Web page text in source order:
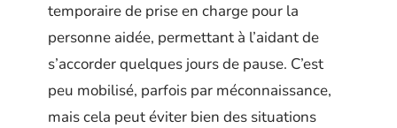
temporaire de prise en charge pour la
personne aidée, permettant à l’aidant de
s’accorder quelques jours de pause. C’est
peu mobilisé, parfois par méconnaissance,
mais cela peut éviter bien des situations